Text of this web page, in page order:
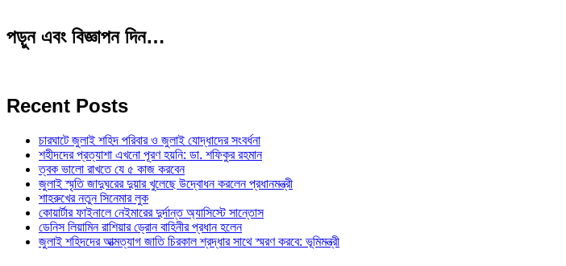
পড়ুন এবং বিজ্ঞাপন দিন…
Recent Posts
চারঘাটে জুলাই শহিদ পরিবার ও জুলাই যোদ্ধাদের সংবর্ধনা
শহীদদের প্রত্যাশা এখনো পূরণ হয়নি: ডা. শফিকুর রহমান
ত্বক ভালো রাখতে যে ৫ কাজ করবেন
জুলাই স্মৃতি জাদুঘরের দুয়ার খুলেছে উদ্বোধন করলেন প্রধানমন্ত্রী
শাহরুখের নতুন সিনেমার লুক
কোয়ার্টার ফাইনালে নেইমারের দুর্দান্ত অ্যাসিস্টে সান্তোস
ডেনিস লিয়ামিন রাশিয়ার ড্রোন বাহিনীর প্রধান হলেন
জুলাই শহিদদের আত্মত্যাগ জাতি চিরকাল শ্রদ্ধার সাথে স্মরণ করবে: ভূমিমন্ত্রী